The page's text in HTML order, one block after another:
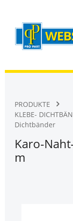
PRODUKTE
KLEBE-
Dichtbänder
Karo-
m